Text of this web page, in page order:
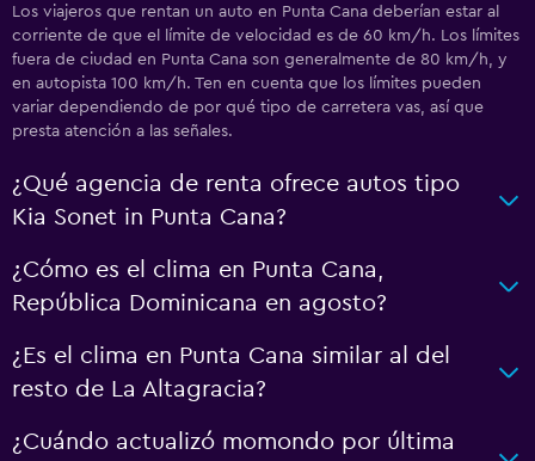
Los viajeros que rentan un auto en Punta Cana deberían estar al
corriente de que el límite de velocidad es de 60 km/h. Los límites
fuera de ciudad en Punta Cana son generalmente de 80 km/h, y
en autopista 100 km/h. Ten en cuenta que los límites pueden
variar dependiendo de por qué tipo de carretera vas, así que
presta atención a las señales.
¿Qué agencia de renta ofrece autos tipo
Kia Sonet in Punta Cana?
¿Cómo es el clima en Punta Cana,
República Dominicana en agosto?
¿Es el clima en Punta Cana similar al del
resto de La Altagracia?
¿Cuándo actualizó momondo por última